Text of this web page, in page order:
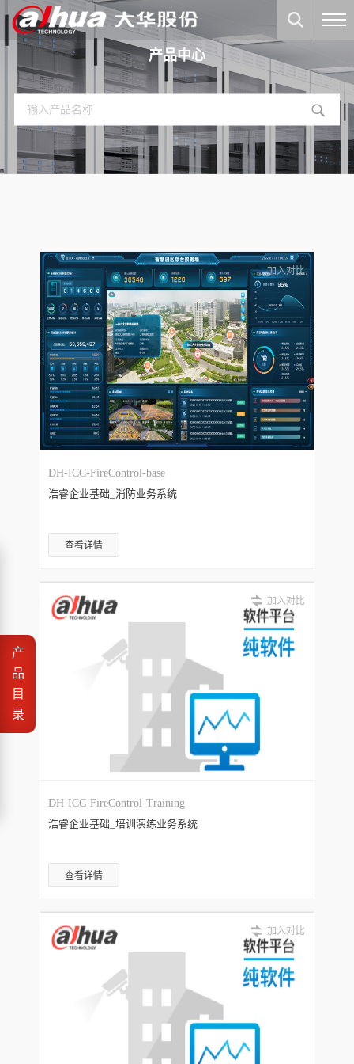
产品中心
产
品
目
录
加入对比
DH-ICC-FireControl-base
浩睿企业基础_消防业务系统
查看详情
加入对比
DH-ICC-FireControl-Training
浩睿企业基础_培训演练业务系统
查看详情
加入对比